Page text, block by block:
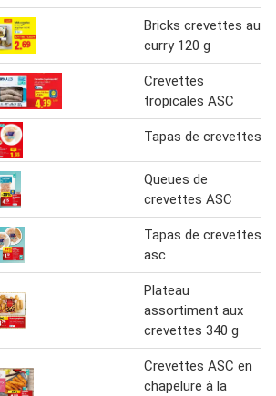
Bricks crevettes au
curry 120 g
Crevettes
tropicales ASC
Tapas de crevettes
Queues de
crevettes ASC
Tapas de crevettes
asc
Plateau
assortiment aux
crevettes 340 g
Crevettes ASC en
chapelure à la